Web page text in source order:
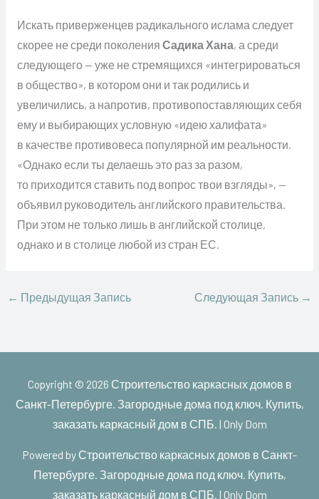
Искать приверженцев радикального ислама следует
скорее не среди поколения Садика Хана, а среди
следующего — уже не стремящихся «интегрироваться
в общество», в котором они и так родились и
увеличились, а напротив, противопоставляющих себя
ему и выбирающих условную «идею халифата»
в качестве противовеса популярной им реальности.
«Однако если ты делаешь это раз за разом,
то приходится ставить под вопрос твои взгляды», —
объявил руководитель английского правительства.
При этом не только лишь в английской столице,
однако и в столице любой из стран ЕС.
← Предыдущая Запись Следующая Запись →
Copyright © 2026 Строительство каркасных домов в
Санкт-Петербурге. Загородные дома под ключ. Купить,
заказать каркасный дом в СПБ. | Only Dom
Powered by Строительство каркасных домов в Санкт-
Петербурге. Загородные дома под ключ. Купить,
заказать каркасный дом в СПБ. | Only Dom